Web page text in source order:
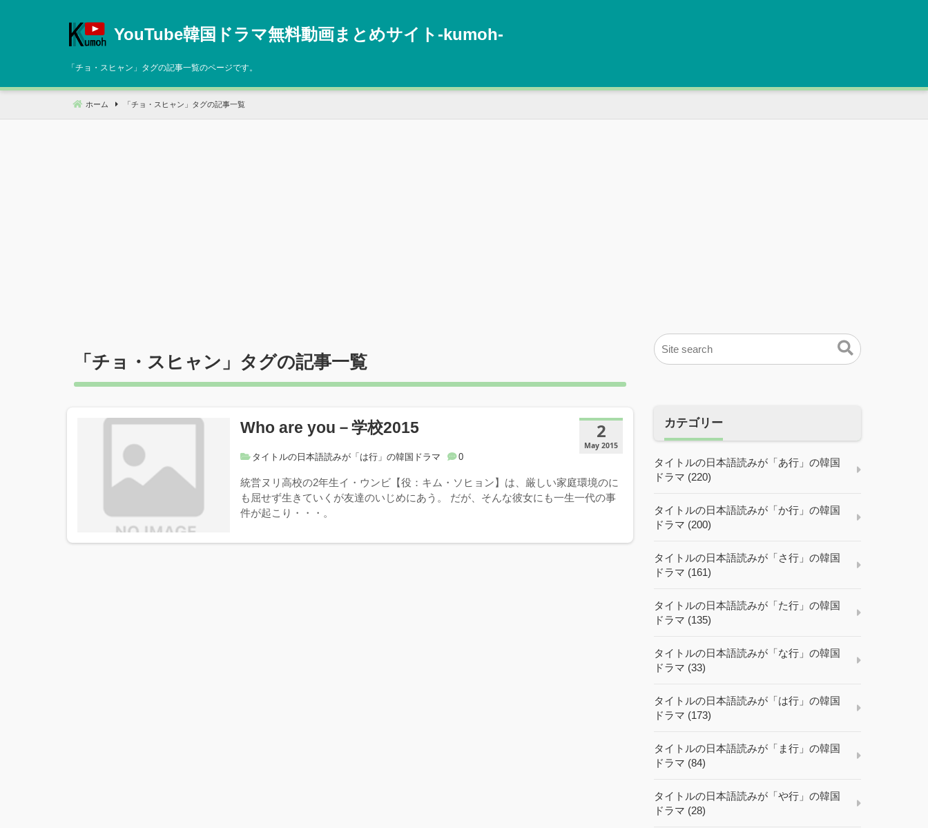
へ
動
YouTube韓国ドラマ無料動画まとめサイト‐kumoh‐
「 チョ・スヒャン 」タグの記事一覧のページです。
ホーム 「 チョ・スヒャン 」タグの記事一覧
「 チョ・スヒャン 」タグの記事一覧
2
May 2015
Who are you－学校2015
タイトルの日本語読みが「は行」の韓国ドラマ 0
統営ヌリ高校の2年生イ・ウンビ【役：キム・ソヒョン】は、厳しい家庭環境のに
も屈せず生きていくが友達のいじめにあう。 だが、そんな彼女にも一生一代の事
件が起こり・・・。
カテゴリー
タイトルの日本語読みが「あ行」の韓国
ドラマ (220)
タイトルの日本語読みが「か行」の韓国
ドラマ (200)
タイトルの日本語読みが「さ行」の韓国
ドラマ (161)
タイトルの日本語読みが「た行」の韓国
ドラマ (135)
タイトルの日本語読みが「な行」の韓国
ドラマ (33)
タイトルの日本語読みが「は行」の韓国
ドラマ (173)
タイトルの日本語読みが「ま行」の韓国
ドラマ (84)
タイトルの日本語読みが「や行」の韓国
ドラマ (28)